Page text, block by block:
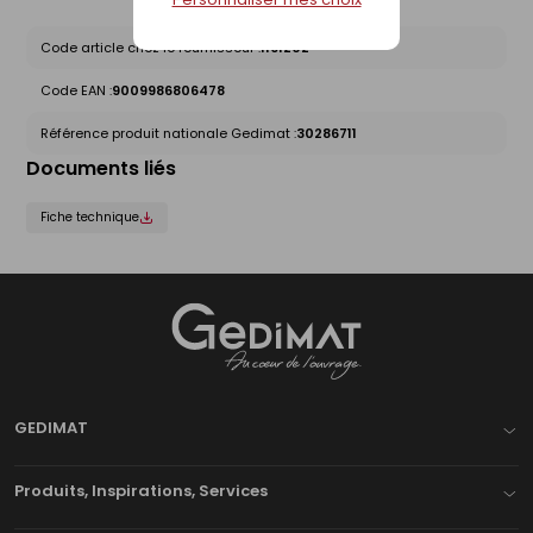
Code article chez le fournisseur :1191202
Code EAN :9009986806478
Référence produit nationale Gedimat :30286711
Documents liés
Fiche technique
GEDIMAT
Produits, Inspirations, Services